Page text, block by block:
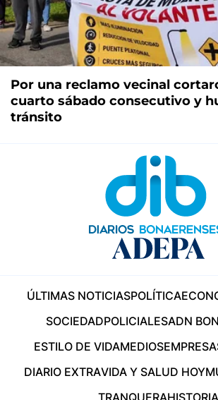
Por una reclamo vecinal
cuarto sábado consecutivo y
tránsito
ÚLTIMAS NOTICIASPOLÍTICA
SOCIEDADPOLICIALESADN
ESTILO DE VIDAMEDIOS
DIARIO EXTRAVIDA Y SALUD HOY